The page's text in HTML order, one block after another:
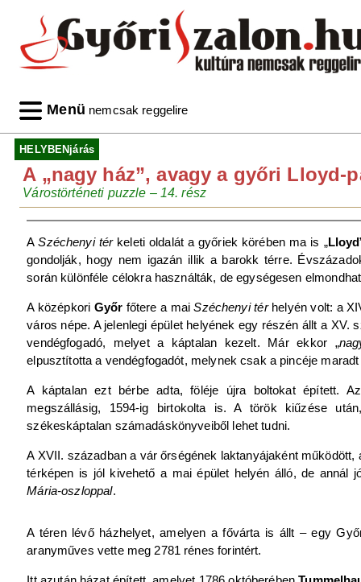
Menü nemcsak reggelire
HELYBENjárás
A „nagy ház”, avagy a győri Lloyd-
Várostörténeti puzzle – 14. rész
ASzéchenyi térkeleti oldalát a győriek körében ma is „Lloyd
gondolják, hogy nem igazán illik a barokk térre.
során különféle célokra használták, de egységesen
A középkori Győr főtere a maiSzéchenyi térhelyén volt: a
város népe. A jelenlegi épület helyének egy részén állt a
vendégfogadó, melyet a káptalan kezelt. Már ekkor „
elpusztította a vendégfogadót, melynek csak a pincéje
A káptalan ezt bérbe adta, föléje újra boltokat épített.
megszállásig, 1594-ig birtokolta is. A török kiűzése
székeskáptalan számadáskönyveiből lehet tudni.
A XVII. században a vár őrségének laktanyájaként
térképen is jól kivehető a mai épület helyén álló, de annál
Mária-oszloppal.
A téren lévő házhelyet, amelyen a fővárta is állt – egy
aranyműves vette meg 2781 rénes forintért.